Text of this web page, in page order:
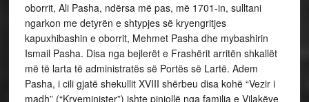
oborrit, Ali Pasha, ndërsa më pas, më 1701-in, sulltani
ngarkon me detyrën e shtypjes së kryengritjes
kapuxhibashin e oborrit, Mehmet Pasha dhe mybashirin
Ismail Pasha. Disa nga bejlerët e Frashërit arritën shkallët
më të larta të administratës së Portës së Lartë. Adem
Pasha, i cili gjatë shekullit XVIII shërbeu disa kohë “Vezir i
madh” (“Kryeminister”) ishte pinjollë nga familja e Vilakëve